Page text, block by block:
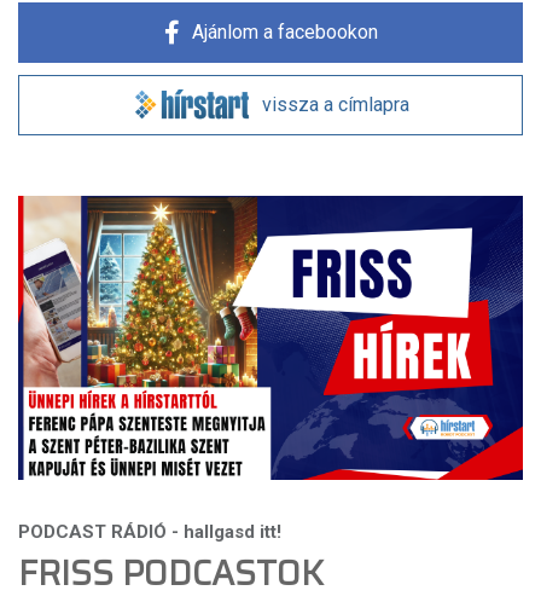
Ajánlom a facebookon
vissza a címlapra
FRISS PODCASTOK